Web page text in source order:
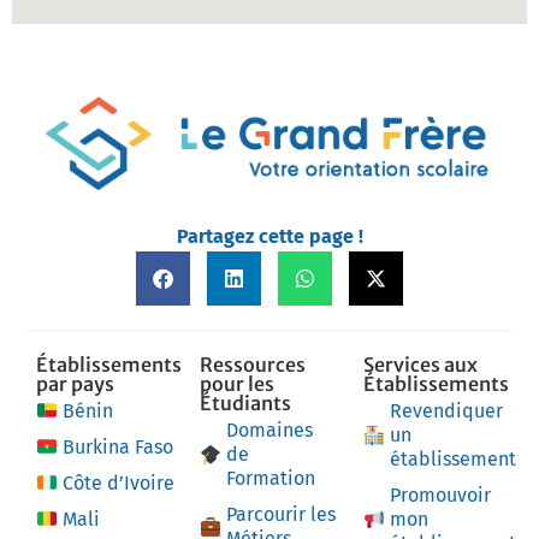
Partagez cette page !
Établissements
par pays
Bénin
Burkina Faso
Côte d’Ivoire
Mali
Ressources
pour les
Étudiants
Domaines
de
Formation
Parcourir les
Services aux
Établissements
Revendiquer
un
établissement
Promouvoir
mon